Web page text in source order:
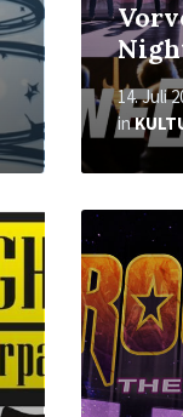
14. Juli
in
Mehr
erfahren